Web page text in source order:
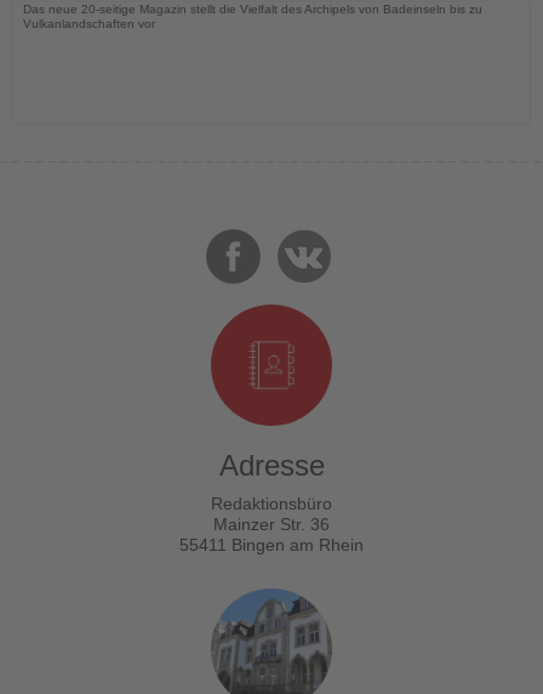
Das neue 20-seitige Magazin stellt die Vielfalt des Archipels von Badeinseln bis zu
Vulkanlandschaften vor
Adresse
Redaktionsbüro
Mainzer Str. 36
55411 Bingen am Rhein